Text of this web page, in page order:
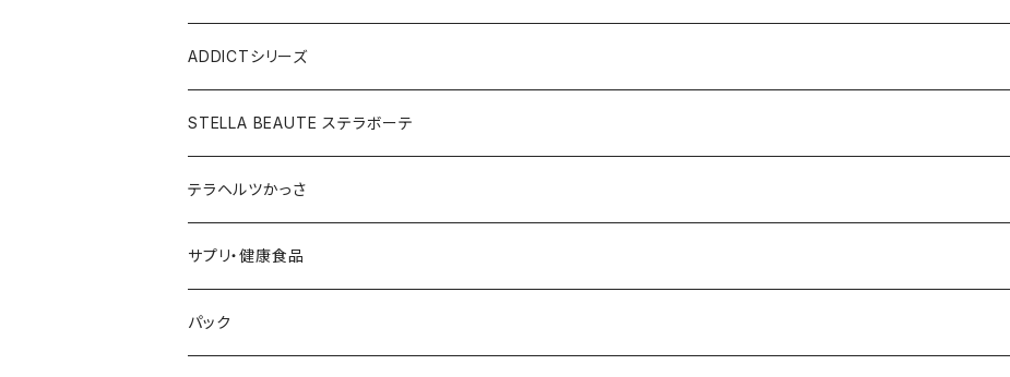
レーザー&EMSリフトブラシPRO2.0
V3 Ｖスピック ブライトデリバリーC
V3 ＶスピックCマスク
V3インテリジェントファンデーション
スリムレイビタマインリポソームC
V3ベースメイクセット
紫外線対策&抗酸化サプリ
メディテーションゲル2本セット
メディテーションゲル&クレンジングセット
リップアディクトセット
レフィル
V3シャイニングファンデーション
レフィル
V3ブリリアントファンデーション
レフィル
V3インテリジェントファンデーション
レフィル
V3プライマー
VMファンデーション
VC美容液
Ｃグロウミスト
ブライトデリバリーC
Cマスク
Cトナー
スターターセット
VMファンデーション
メンズクレンザー
メンズ化粧水
メンズオールインワンセラム
ADDICTシリーズ
ラッシュアディクト
ラッシュトランスカラ
まつ毛美容液
リップアディクト
ヘアーアディクト
STELLA BEAUTE ステラボーテ
ビューティフェイススティックRIN
ビューティフェイススティック2.0
レーザー＆EMSリフトブラシPRO2.0
テラヘルツかっさ
雫型
円盤
サプリ・健康食品
V3ブライトデリバリーC
パック